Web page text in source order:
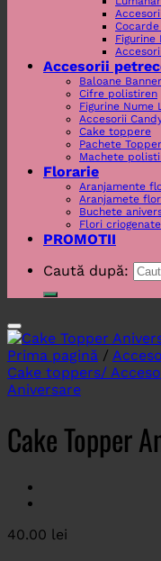
Accesorii
Baloane
Cifre polistiren
Figurine
Accesorii
Cake toppere
Pachete
Machete
Florarie
Aranjamente
Aranjamete
Buchete
Flori criogenate
PROMOTII
Caută după:
Prima pagină /
Cake toppers/
Aniversare
Cake Topper
40.00 lei